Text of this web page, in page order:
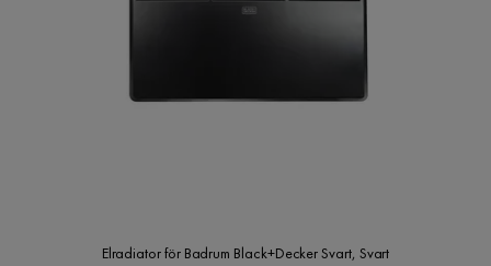
Elradiator för Badrum Black+Decker Svart, Svart